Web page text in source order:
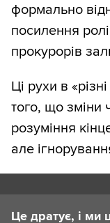
формально
посилення
прокурорів
Ці рухи в
того, що зміни
розуміння
але
Це дратує, і ми